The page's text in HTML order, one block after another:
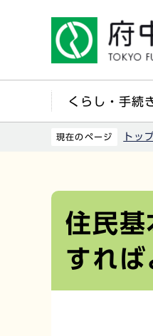
くらし・手続
現在のページ トッ
住民基
すれ